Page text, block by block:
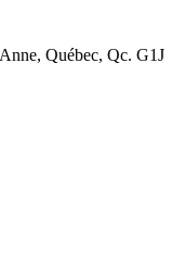
Québec, Qc. G1J